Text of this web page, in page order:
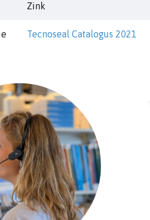
Zink
Tecnoseal Catalogus 2021